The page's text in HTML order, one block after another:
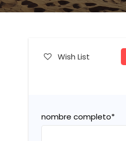
Wish List
nombre completo*